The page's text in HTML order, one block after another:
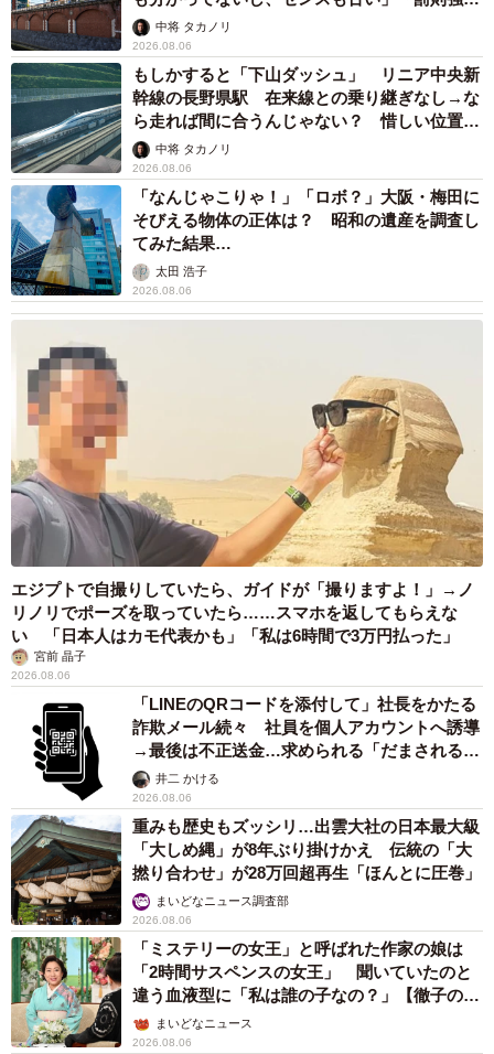
して」中将 タカノリ
2026.08.06
もしかすると「下山ダッシュ」 リニア中央新
幹線の長野県駅 在来線との乗り継ぎなし→な
ら走れば間に合うんじゃない？ 惜しい位置関
係が反響
中将 タカノリ
2026.08.06
「なんじゃこりゃ！」「ロボ？」大阪・梅田に
そびえる物体の正体は？ 昭和の遺産を調査し
てみた結果…
太田 浩子
2026.08.06
エジプトで自撮りしていたら、ガイドが「撮りますよ！」→ノ
リノリでポーズを取っていたら……スマホを返してもらえな
い 「日本人はカモ代表かも」「私は6時間で3万円払った」
宮前 晶子
2026.08.06
「LINEのQRコードを添付して」社長をかたる
詐欺メール続々 社員を個人アカウントへ誘導
→最後は不正送金…求められる「だまされる前
提」の対策
井二 かける
2026.08.06
重みも歴史もズッシリ…出雲大社の日本最大級
「大しめ縄」が8年ぶり掛けかえ 伝統の「大
撚り合わせ」が28万回超再生「ほんとに圧巻」
まいどなニュース調査部
2026.08.06
「ミステリーの女王」と呼ばれた作家の娘は
「2時間サスペンスの女王」 聞いていたのと
違う血液型に「私は誰の子なの？」【徹子の部
屋】まいどなニュース
2026.08.06